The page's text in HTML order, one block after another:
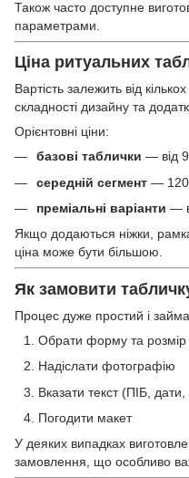
Також часто доступне
параметрами.
Ціна ритуальних
Вартість залежить від
складності дизайну та
Орієнтовні ціни:
базові таблички — від
середній сегмент —
преміальні варіанти —
Якщо додаються ніжки,
ціна може бути більшою.
Як замовити
Процес дуже простий і
Обрати форму та розмір
Надіслати фотографію
Вказати текст (ПІБ,
Погодити макет
У деяких випадках
замовлення, що особливо